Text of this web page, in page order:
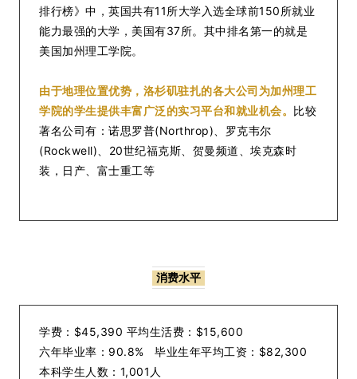
排行榜》中，英国共有11所大学入选全球前150所就业
能力最强的大学，美国有37所。其中排名第一的就是
美国加州理工学院。
由于地理位置优势，洛杉矶驻扎的各大公司为加州理工
学院的学生提供丰富广泛的实习平台和就业机会。 比较
著名公司有：诺思罗普(Northrop)、罗克韦尔
(Rockwell)、20世纪福克斯、贺曼频道、埃克森时
装，日产、富士重工等
消费水平
学费：$45,390 平均生活费：$15,600
六年毕业率：90.8% 毕业生年平均工资：$82,300
本科学生人数：1,001人